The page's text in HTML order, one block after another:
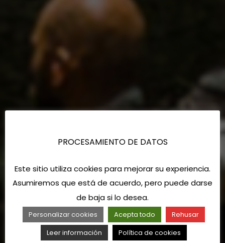
PROCESAMIENTO DE DATOS
Este sitio utiliza cookies para mejorar su experiencia.
Asumiremos que está de acuerdo, pero puede darse
de baja si lo desea.
Personalizar cookies Acepta todo
Rehusar
Leer información
Política de cookies